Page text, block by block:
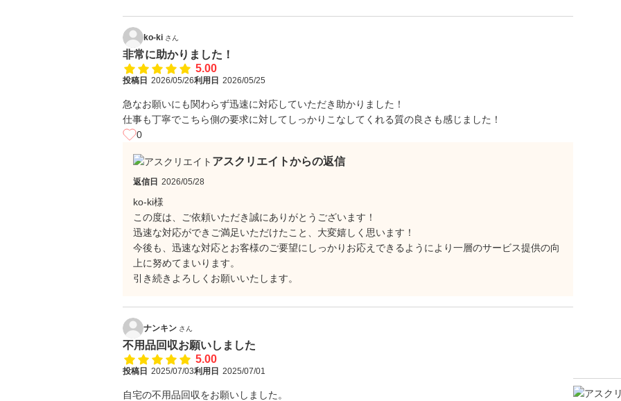
ko-ki さん
非常に助かりました！
5.00
投稿日 2026/05/26利用日 2026/05/25
急なお願いにも関わらず迅速に対応していただき助かりました！
仕事も丁寧でこちら側の要求に対してしっかりこなしてくれる質の良さも感じました！
0
アスクリエイトからの返信
返信日 2026/05/28
ko-ki様
この度は、ご依頼いただき誠にありがとうございます！
迅速な対応ができご満足いただけたこと、大変嬉しく思います！
今後も、迅速な対応とお客様のご要望にしっかりお応えできるようにより一層のサービス提供の向
上に努めてまいります。
引き続きよろしくお願いいたします。
ナンキン さん
不用品回収お願いしました
5.00
投稿日 2025/07/03利用日 2025/07/01
自宅の不用品回収をお願いしました。